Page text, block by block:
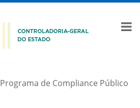
Programa de Compliance Público